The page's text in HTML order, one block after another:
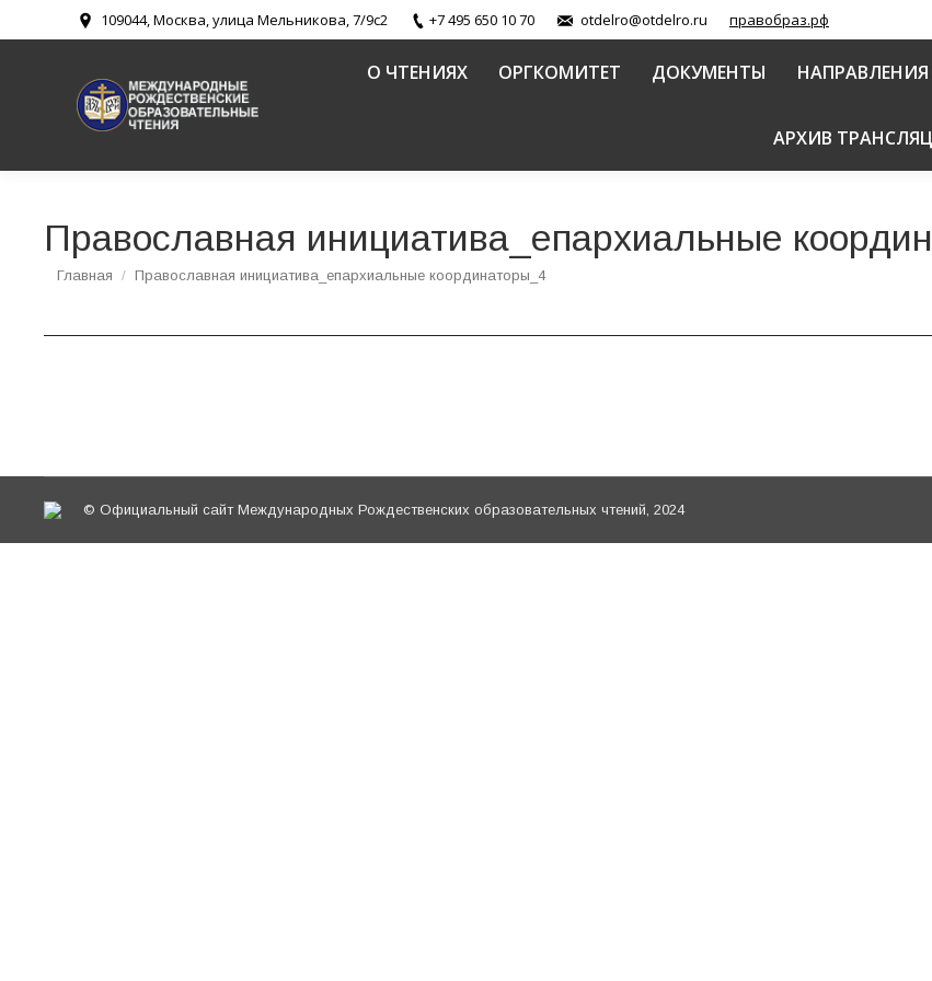
109044, Москва, улица Мельникова, 7/9с2 +7 495 650 10 70 otdelro@otdelro.ru правобраз.рф
О ЧТЕНИЯХ ОРГКОМИТЕТ ДОКУМЕНТЫ НАПРАВЛЕНИЯ
АРХИВ
Православная инициатива_епархиальные
Вы здесь:
Главная Православная инициатива_епархиальные координаторы_4
© Официальный сайт Международных Рождественских образовательных чтений, 2024